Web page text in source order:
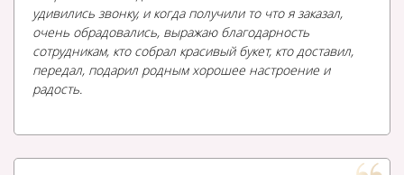
удивились звонку, и когда получили то что я заказал,
очень обрадовались, выражаю благодарность
сотрудникам, кто собрал красивый букет, кто доставил,
передал, подарил родным хорошее настроение и
радость.